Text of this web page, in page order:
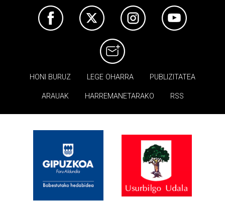
HONI BURUZ LEGE OHARRA PUBLIZITATEA
ARAUAK HARREMANETARAKO RSS